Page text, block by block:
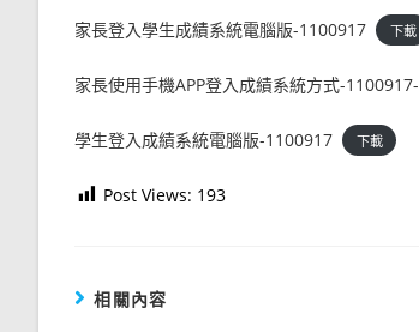
家長登入學生成績系統電腦版-1100917 下載
家長使用手機APP登入成績系統方式-1100917-
學生登入成績系統電腦版-1100917 下載
Post Views: 193
相關內容